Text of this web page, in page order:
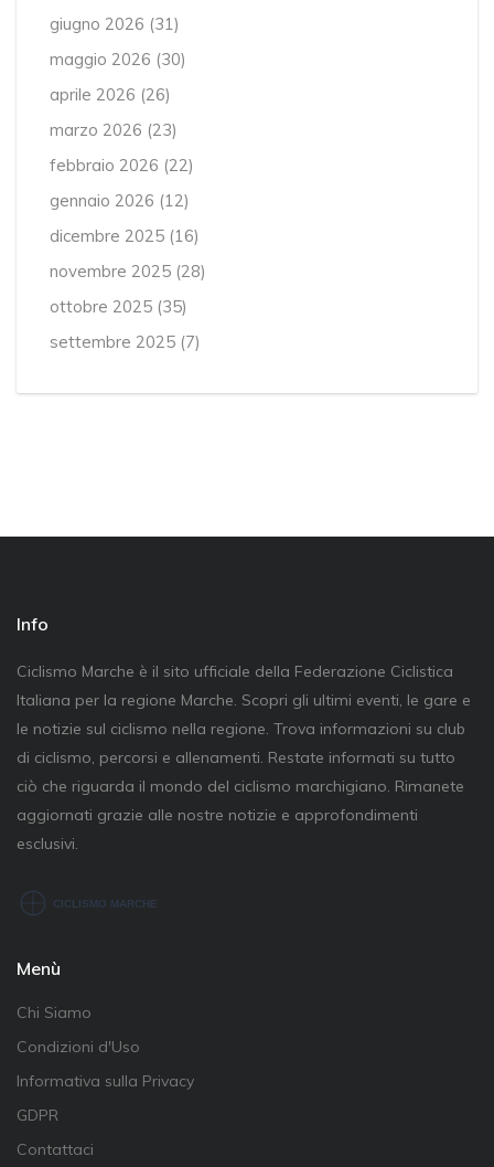
giugno 2026 (31)
maggio 2026 (30)
aprile 2026 (26)
marzo 2026 (23)
febbraio 2026 (22)
gennaio 2026 (12)
dicembre 2025 (16)
novembre 2025 (28)
ottobre 2025 (35)
settembre 2025 (7)
Info
Ciclismo Marche è il sito ufficiale della Federazione Ciclistica
Italiana per la regione Marche. Scopri gli ultimi eventi, le gare e
le notizie sul ciclismo nella regione. Trova informazioni su club
di ciclismo, percorsi e allenamenti. Restate informati su tutto
ciò che riguarda il mondo del ciclismo marchigiano. Rimanete
aggiornati grazie alle nostre notizie e approfondimenti
esclusivi.
Menù
Chi Siamo
Condizioni d'Uso
Informativa sulla Privacy
GDPR
Contattaci